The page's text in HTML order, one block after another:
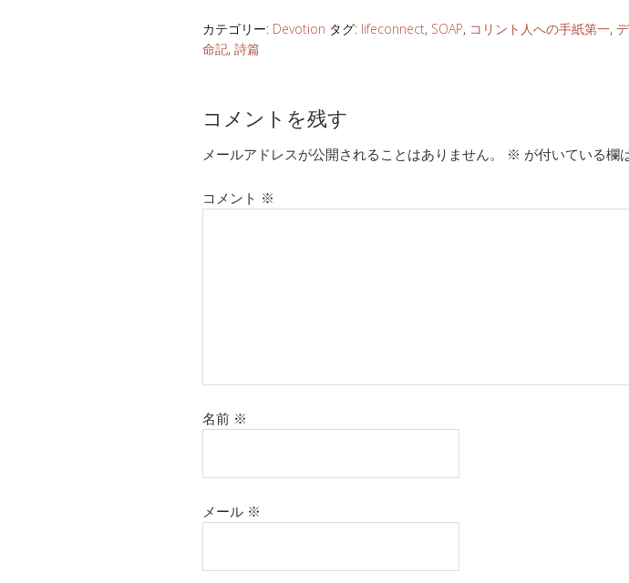
カテゴリー: Devotion タグ: lifeconnect, SOAP, コリント人への手紙第一,
命記, 詩篇
コメントを残す
メールアドレスが公開されることはありません。 ※ が付いている欄
コメント ※
名前 ※
メール ※